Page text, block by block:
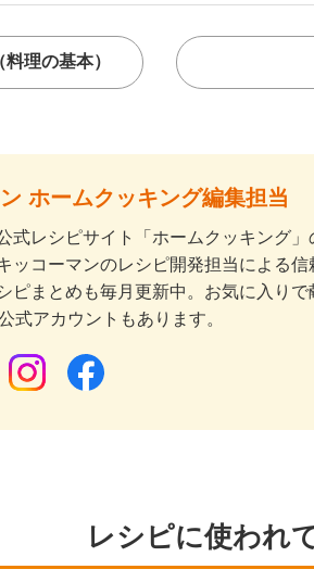
料理の基本）
ホームクッキング編集担当
式レシピサイト「ホームクッキング
ッコーマンのレシピ開発担当による
ピまとめも毎月更新中。お気に入り
式アカウントもあります。
レシピに使われ